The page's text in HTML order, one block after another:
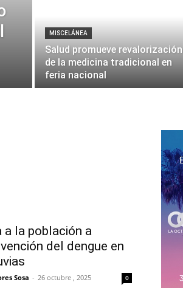
MISCELÁNEA
Salud promueve revalorización
de la medicina tradicional en
feria nacional
a la población a
del dengue en
Sosa - 26 octubre , 2025 0